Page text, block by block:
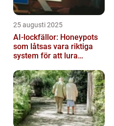
25 augusti 2025
AI-lockfällor: Honeypots
som låtsas vara riktiga
system för att lura